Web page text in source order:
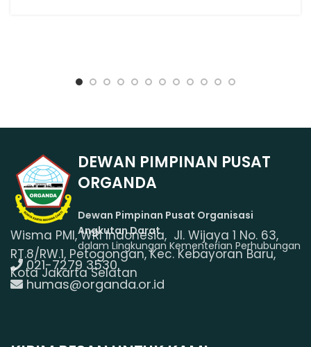
DEWAN PIMPINAN PUSAT
ORGANDA
Dewan Pimpinan Pusat Organisasi
Angkutan Darat
dalam Lingkungan Kementerian Perhubungan
Wisma PMI, WRI Indonesia, Jl. Wijaya 1 No. 63,
RT.8/RW.1, Petogongan, Kec. Kebayoran Baru,
Kota Jakarta Selatan
021-7279 3530
humas@organda.or.id